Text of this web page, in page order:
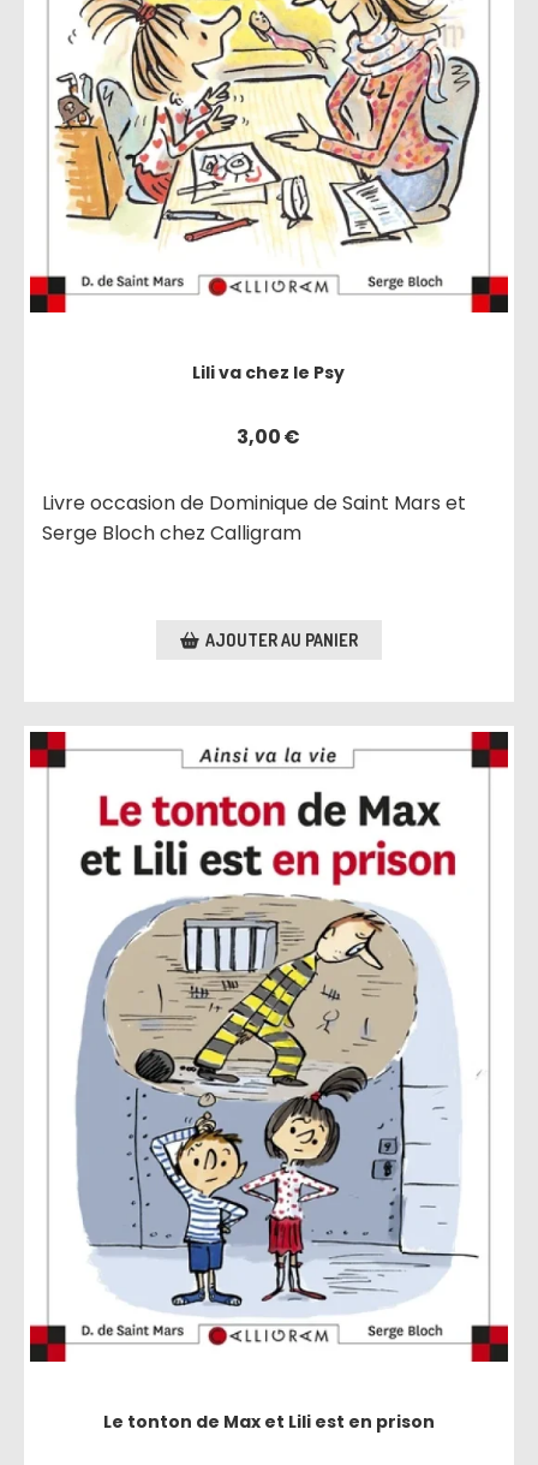
Lili va chez le Psy
3,00€
Livre occasion de Dominique de Saint Mars et
Serge Bloch chez Calligram
AJOUTER AU PANIER
Le tonton de Max et Lili est en prison